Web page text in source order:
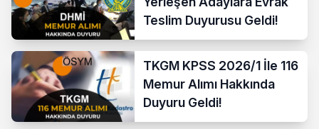
Teslim Duyurusu Geldi!
TKGM KPSS 2026/1 İle 116
Memur Alımı Hakkında
Duyuru Geldi!